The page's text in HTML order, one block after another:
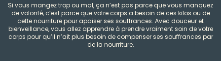
Si vous mangez trop ou mal, ça n’est pas parce que vous manquez
de volonté, c’est parce que votre corps a besoin de ces kilos ou de
cette nourriture pour apaiser ses souffrances. Avec douceur et
bienveillance, vous allez apprendre à prendre vraiment soin de votre
corps pour qu’il n’ait plus besoin de compenser ses souffrances par
de la nourriture.